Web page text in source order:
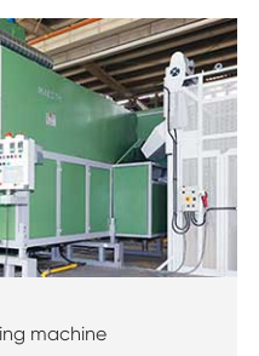
machine